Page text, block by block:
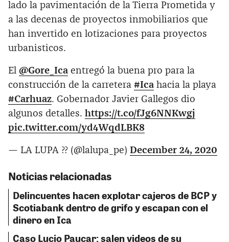
lado la pavimentación de la Tierra Prometida y
a las decenas de proyectos inmobiliarios que
han invertido en lotizaciones para proyectos
urbanisticos.
El @Gore_Ica entregó la buena pro para la
construcción de la carretera #Ica hacia la playa
#Carhuaz. Gobernador Javier Gallegos dio
algunos detalles. https://t.co/fJg6NNKwgj
pic.twitter.com/yd4WqdLBK8
— LA LUPA ?‍? (@lalupa_pe) December 24, 2020
Noticias relacionadas
Delincuentes hacen explotar cajeros de BCP y
Scotiabank dentro de grifo y escapan con el
dinero en Ica
Caso Lucio Paucar: salen videos de su